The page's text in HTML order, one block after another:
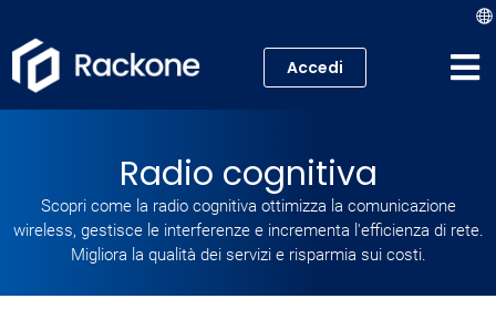
Cloud
Accedi
Radio cognitiva
Scopri come la radio cognitiva ottimizza la comunicazione
wireless, gestisce le interferenze e incrementa l'efficienza di rete.
Migliora la qualità dei servizi e risparmia sui costi.